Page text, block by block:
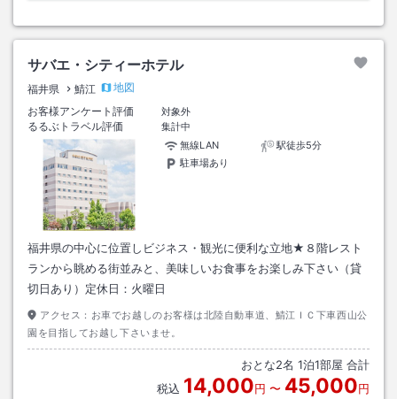
サバエ・シティーホテル
福井県 鯖江
地図
お客様アンケート評価
対象外
るるぶトラベル評価
集計中
無線LAN
駅徒歩5分
駐車場あり
福井県の中心に位置しビジネス・観光に便利な立地★８階レスト
ランから眺める街並みと、美味しいお食事をお楽しみ下さい（貸
切日あり）定休日：火曜日
アクセス： お車でお越しのお客様は北陸自動車道、鯖江ＩＣ下車西山公
園を目指してお越し下さいませ。
おとな2名 1泊1部屋 合計
税込 14,000円 〜 45,000円